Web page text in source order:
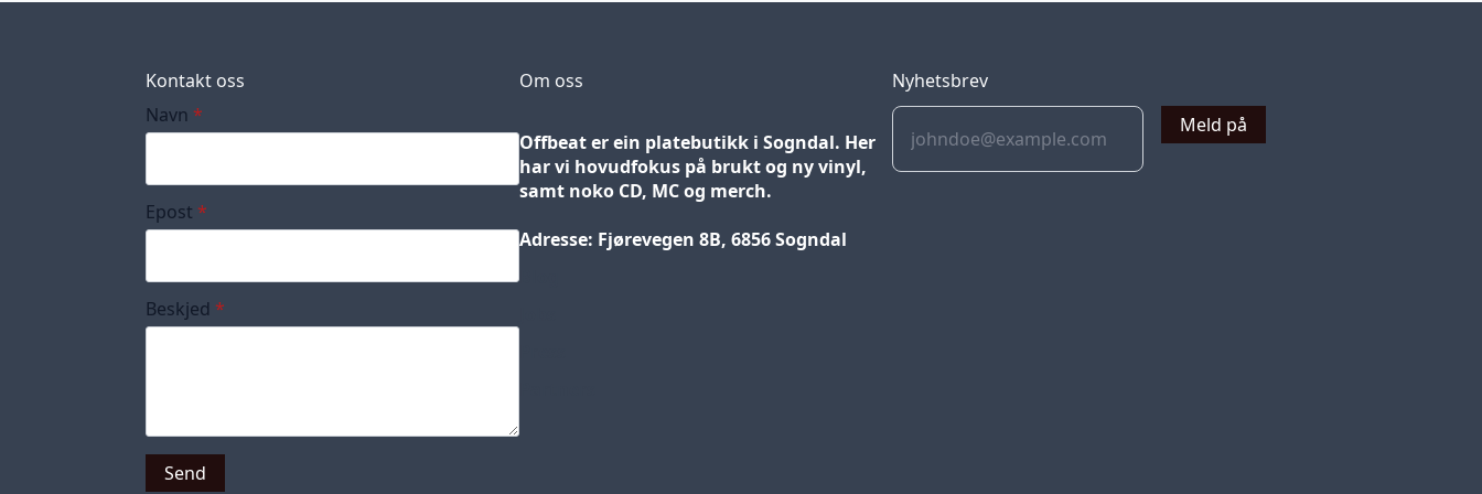
Kontakt oss
Navn *
Epost *
Beskjed *
Send
Om oss
Offbeat er ein platebutikk i Sogndal. Her
har vi hovudfokus på brukt og ny vinyl,
samt noko CD, MC og merch.
Adresse: Fjørevegen 8B, 6856 Sogndal
Blog
Nyhetsbrev
Meld på